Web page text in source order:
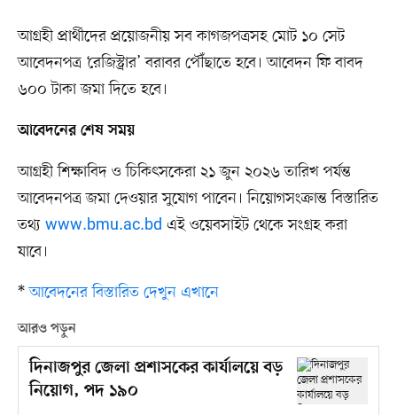
আগ্রহী প্রার্থীদের প্রয়োজনীয় সব কাগজপত্রসহ মোট ১০ সেট
আবেদনপত্র ‘রেজিস্ট্রার’ বরাবর পৌঁছাতে হবে। আবেদন ফি বাবদ
৬০০ টাকা জমা দিতে হবে।
আবেদনের শেষ সময়
আগ্রহী শিক্ষাবিদ ও চিকিৎসকেরা ২১ জুন ২০২৬ তারিখ পর্যন্ত
আবেদনপত্র জমা দেওয়ার সুযোগ পাবেন। নিয়োগসংক্রান্ত বিস্তারিত
তথ্য www.bmu.ac.bd এই ওয়েবসাইট থেকে সংগ্রহ করা
যাবে।
*আবেদনের বিস্তারিত দেখুন এখানে
আরও পড়ুন
দিনাজপুর জেলা প্রশাসকের কার্যালয়ে বড়
নিয়োগ, পদ ১৯০